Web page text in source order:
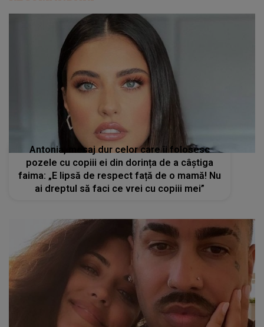
Antonia, mesaj dur celor care îi folosesc
pozele cu copiii ei din dorința de a câștiga
faima: „E lipsă de respect față de o mamă! Nu
ai dreptul să faci ce vrei cu copiii mei”